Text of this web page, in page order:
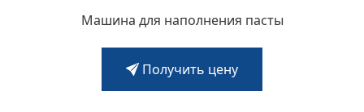
Машина для наполнения пасты
Получить цену